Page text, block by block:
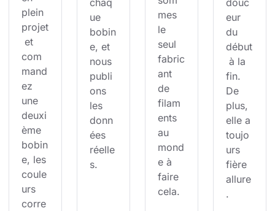
plein
projet
et
com
mand
ez
une
deuxi
ème
bobin
e, les
coule
urs
corre
chaq
ue
bobin
e, et
nous
publi
ons
les
donn
ées
réelle
s.
mes
le
seul
fabric
ant
de
filam
ents
au
mond
e à
faire
cela.
douc
eur
du
début
à la
fin.
De
plus,
elle a
toujo
urs
fière
allure
.